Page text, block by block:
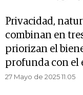
Privacidad,
combinan en
priorizan el
profunda con el
27 Mayo de 2025 11.05